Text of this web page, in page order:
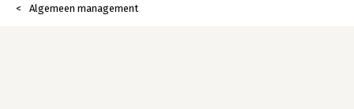
Algemeen management